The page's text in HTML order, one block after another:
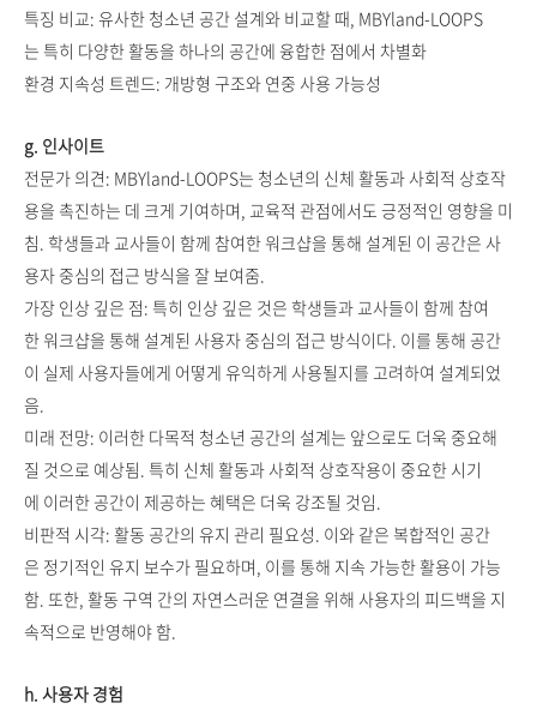
특징 비교: 유사한 청소년 공간 설계와 비교할 때, MBYland-LOOPS
는 특히 다양한 활동을 하나의 공간에 융합한 점에서 차별화
환경 지속성 트렌드: 개방형 구조와 연중 사용 가능성
g. 인사이트
전문가 의견: MBYland-LOOPS는 청소년의 신체 활동과 사회적 상호작
용을 촉진하는 데 크게 기여하며, 교육적 관점에서도 긍정적인 영향을 미
침. 학생들과 교사들이 함께 참여한 워크샵을 통해 설계된 이 공간은 사
용자 중심의 접근 방식을 잘 보여줌.
가장 인상 깊은 점: 특히 인상 깊은 것은 학생들과 교사들이 함께 참여
한 워크샵을 통해 설계된 사용자 중심의 접근 방식이다. 이를 통해 공간
이 실제 사용자들에게 어떻게 유익하게 사용될지를 고려하여 설계되었
음.
미래 전망: 이러한 다목적 청소년 공간의 설계는 앞으로도 더욱 중요해
질 것으로 예상됨. 특히 신체 활동과 사회적 상호작용이 중요한 시기
에 이러한 공간이 제공하는 혜택은 더욱 강조될 것임.
비판적 시각: 활동 공간의 유지 관리 필요성. 이와 같은 복합적인 공간
은 정기적인 유지 보수가 필요하며, 이를 통해 지속 가능한 활용이 가능
함. 또한, 활동 구역 간의 자연스러운 연결을 위해 사용자의 피드백을 지
속적으로 반영해야 함.
h. 사용자 경험